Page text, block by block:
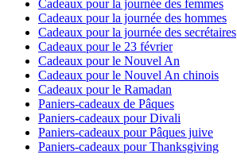
Cadeaux pour la journée des femmes
Cadeaux pour la journée des hommes
Cadeaux pour la journée des secrétaires
Cadeaux pour le 23 février
Cadeaux pour le Nouvel An
Cadeaux pour le Nouvel An chinois
Cadeaux pour le Ramadan
Paniers-cadeaux de Pâques
Paniers-cadeaux pour Divali
Paniers-cadeaux pour Pâques juive
Paniers-cadeaux pour Thanksgiving